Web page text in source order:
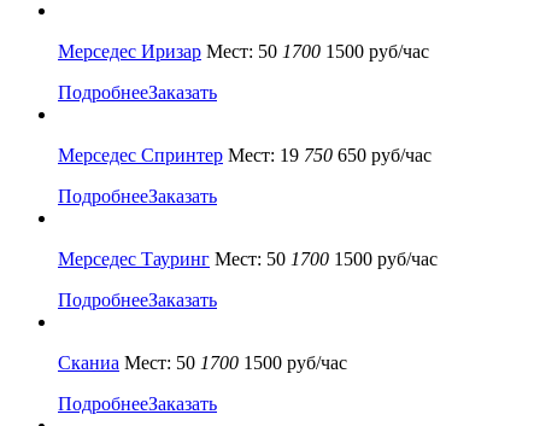
Мерседес Иризар Мест: 50 1700 1500 руб/час
ПодробнееЗаказать
Мерседес Спринтер Мест: 19 750 650 руб/час
ПодробнееЗаказать
Мерседес Тауринг Мест: 50 1700 1500 руб/час
ПодробнееЗаказать
Сканиа Мест: 50 1700 1500 руб/час
ПодробнееЗаказать